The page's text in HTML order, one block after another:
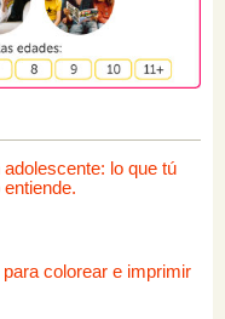
lo que tú
colorear e imprimir